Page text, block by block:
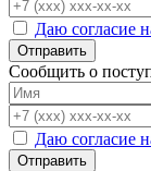
Даю согласие
Отправить
Сообщить о
Даю согласие
Отправить